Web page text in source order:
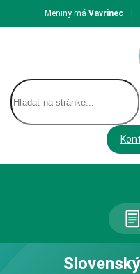
na
Meniny má Vavrinec
H
ľ
a